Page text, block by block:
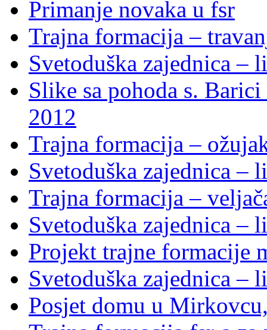
Primanje novaka u fsr
Trajna formacija –
Svetoduška zajednica –
Slike sa pohoda s.
2012
Trajna formacija –
Svetoduška zajednica –
Trajna formacija –
Svetoduška zajednica –
Projekt trajne formacije
Svetoduška zajednica –
Posjet domu u